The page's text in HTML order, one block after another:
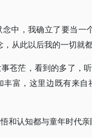
中，我确立了要当一
从此以后我的一切就
苍茫，看到的多了，
富，这里边既有来
和认知都与童年时代亲